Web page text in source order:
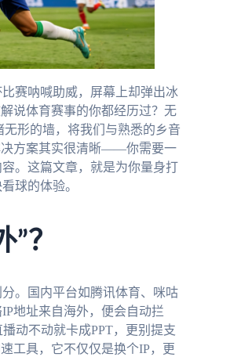
赛呐喊助威，屏幕上却弹出冰
说体育赛事的你都经历过？无
形的墙，将我们与熟悉的乡音
决方案其实很清晰——你需要一
。这篇文章，就是为你量身打
球的体验。
？
。国内平台如腾讯体育、咪咕
地址来自海外，便会自动拦
动不动就卡成PPT，更别提支
工具，它不仅仅是换个IP，更